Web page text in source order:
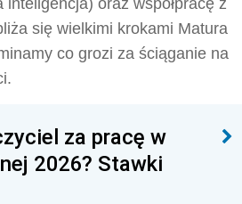
oraz współpracę z
się wielkimi krokami Matura
co grozi za ściąganie na
za pracę w
2026? Stawki